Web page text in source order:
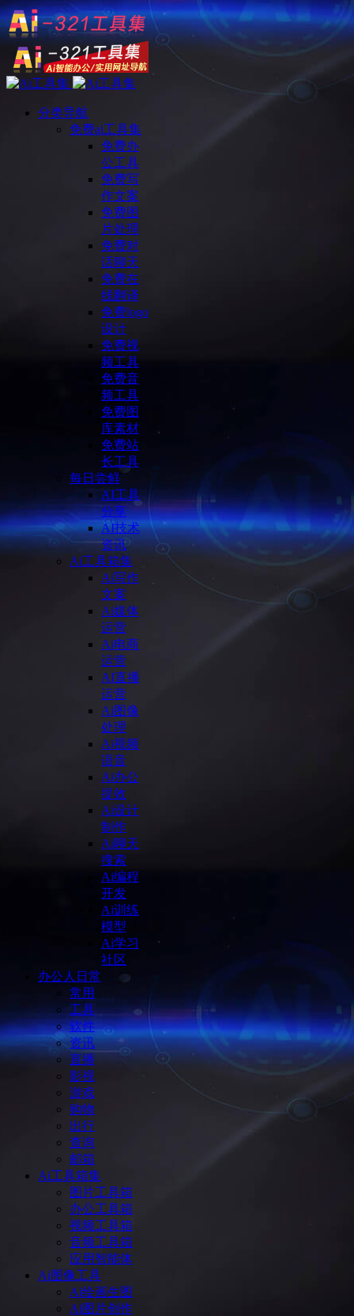
分类导航
免费ai工具集
免费办
公工具
免费写
作文案
免费图
片处理
免费对
话聊天
免费在
线翻译
免费logo
设计
免费视
频工具
免费音
频工具
免费图
库素材
免费站
长工具
每日尝鲜
AI工具
分享
AI技术
资讯
Ai工具箱集
Ai写作
文案
Ai媒体
运营
Ai电商
运营
AI直播
运营
Ai图像
处理
Ai视频
语音
Ai办公
提效
Ai设计
制作
Ai聊天
搜索
Ai编程
开发
Ai训练
模型
Ai学习
社区
办公人日常
常用
工具
软件
资讯
直播
影视
游戏
购物
出行
查询
邮箱
Ai工具箱集
图片工具箱
办公工具箱
视频工具箱
音频工具箱
应用智能体
Ai图像工具
Ai绘画生图
Ai图片创作